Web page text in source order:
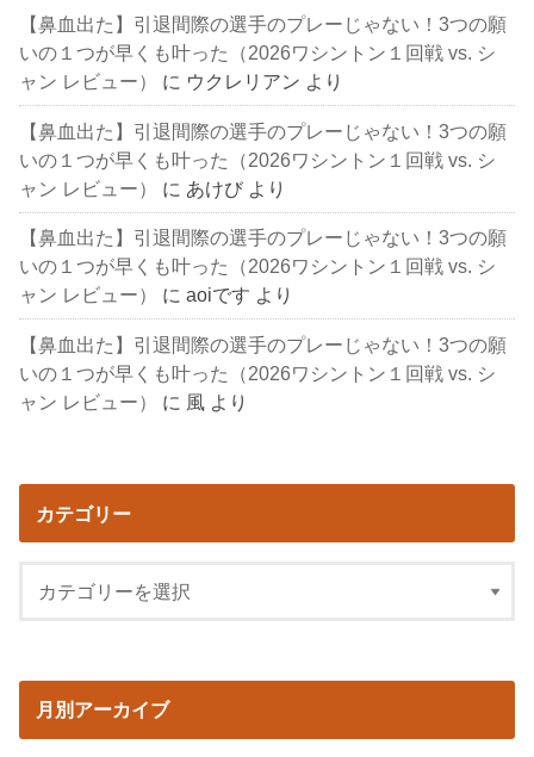
【鼻血出た】引退間際の選手のプレーじゃない！3つの願
いの１つが早くも叶った（2026ワシントン１回戦 vs. シ
ャン レビュー）
に ウクレリアン より
【鼻血出た】引退間際の選手のプレーじゃない！3つの願
いの１つが早くも叶った（2026ワシントン１回戦 vs. シ
ャン レビュー）
に あけび より
【鼻血出た】引退間際の選手のプレーじゃない！3つの願
いの１つが早くも叶った（2026ワシントン１回戦 vs. シ
ャン レビュー）
にaoiです より
【鼻血出た】引退間際の選手のプレーじゃない！3つの願
いの１つが早くも叶った（2026ワシントン１回戦 vs. シ
ャン レビュー）
に 風 より
カテゴリー
月別アーカイブ